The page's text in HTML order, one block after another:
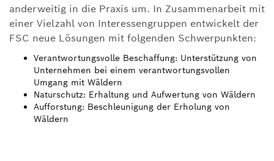
anderweitig in die Praxis um. In Zusammenarbeit mit
einer Vielzahl von Interessengruppen entwickelt der
FSC neue Lösungen mit folgenden Schwerpunkten:
Verantwortungsvolle Beschaffung: Unterstützung von
Unternehmen bei einem verantwortungsvollen
Umgang mit Wäldern
Naturschutz: Erhaltung und Aufwertung von Wäldern
Aufforstung: Beschleunigung der Erholung von
Wäldern